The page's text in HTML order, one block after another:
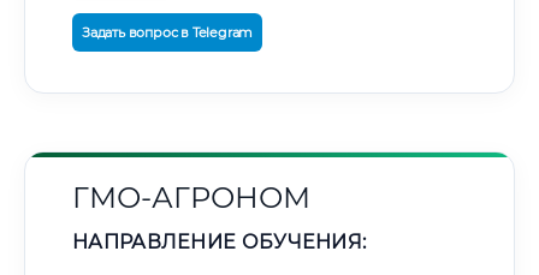
Задать вопрос в Telegram
ГМО-АГРОНОМ
НАПРАВЛЕНИЕ ОБУЧЕНИЯ: